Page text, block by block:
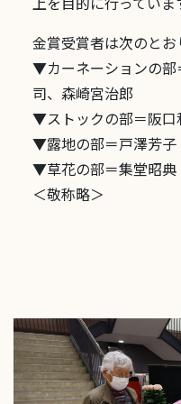
金賞受賞者は次のとお
▼カーネーションの部
司、森崎宮治郎
▼ストックの部＝阪口
▼露地の部＝戸澤芳子
▼草花の部＝集堂昭典
＜敬称略＞